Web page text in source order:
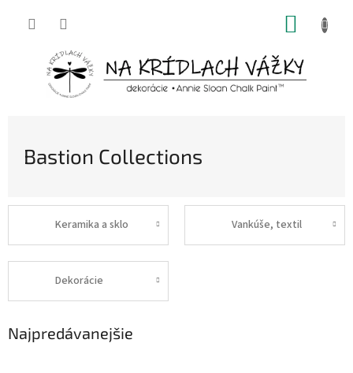
Bastion Collections
Keramika a sklo Vankúše, textil
Dekorácie
Najpredávanejšie